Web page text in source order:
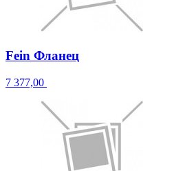
Fein Фланец
7 377,00